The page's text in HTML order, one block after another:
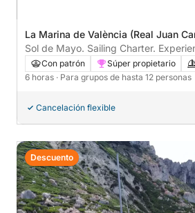
La Marina de València (Real Juan
Valencia, España
Sol de Mayo. Sailing Charter.
horas por valencia
Con patrón Súper propietario
6 horas · Para grupos de hasta 12 personas
Cancelación flexible
Descuento